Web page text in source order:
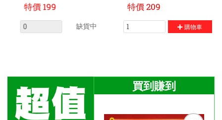
特價199 特價199
缺貨中
買到賺到